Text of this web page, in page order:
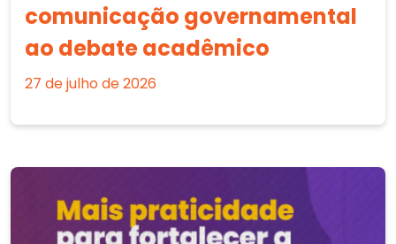
comunicação governamental
ao debate acadêmico
27 de julho de 2026